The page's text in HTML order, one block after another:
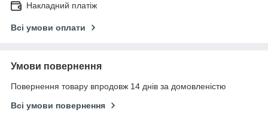
Накладний платіж
Всі умови оплати
Умови повернення
Повернення товару впродовж 14 днів за домовленістю
Всі умови повернення